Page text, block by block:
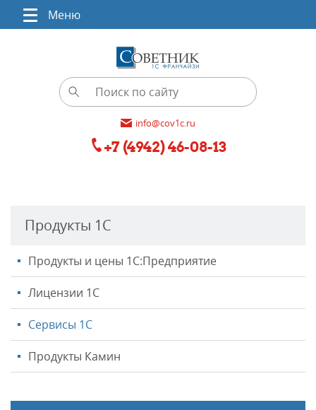
Меню
info@cov1c.ru
+7 (4942) 46-08-13
Продукты 1С
Продукты и цены 1С:Предприятие
Лицензии 1С
Сервисы 1С
Продукты Камин